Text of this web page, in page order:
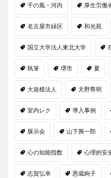
千の風・河内 厚生労働
名古屋市緑区 和光苑
国立大学法人東北大学
執筆 堺市 夏
大規模法人 天野尊明
室内レク 導入事例
展示会 山下興一郎
心の知能指数 心理的安
志賀弘幸 恩蔵絢子